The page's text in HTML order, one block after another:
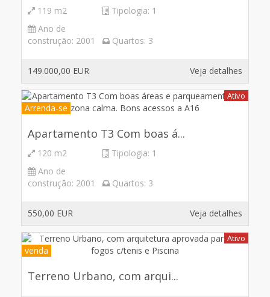
119 m2 Tipologia: 1
Ano de
construção: 2001 Quartos: 3
149.000,00 EUR Veja detalhes
Ativo
Arrenda-se
Apartamento T3 Com boas á...
120 m2 Tipologia: 1
Ano de
construção: 2001 Quartos: 3
550,00 EUR Veja detalhes
Ativo
venda
Terreno Urbano, com arqui...